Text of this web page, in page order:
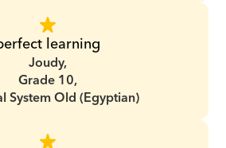
learning
Joudy,
Grade 10,
System Old (Egyptian)